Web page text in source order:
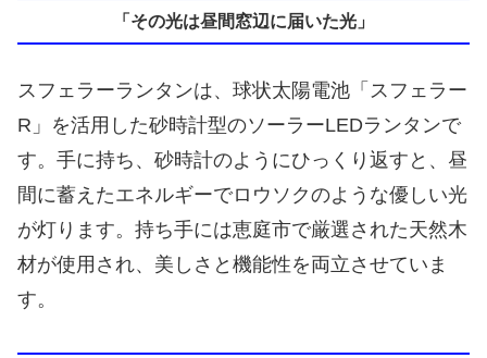
「その光は昼間窓辺に届いた光」
スフェラーランタンは、球状太陽電池「スフェラー
R」を活用した砂時計型のソーラーLEDランタンで
す。手に持ち、砂時計のようにひっくり返すと、昼
間に蓄えたエネルギーでロウソクのような優しい光
が灯ります。持ち手には恵庭市で厳選された天然木
材が使用され、美しさと機能性を両立させていま
す。